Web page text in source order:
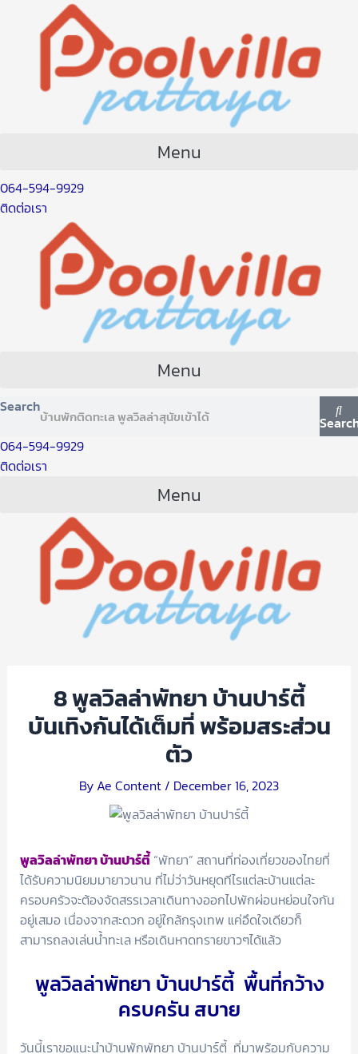
Menu
064-594-9929
ติดต่อเรา
Menu
Search
064-594-9929
ติดต่อเรา
Menu
8 พูลวิลล่าพัทยา บ้านปาร์ตี้
บันเทิงกันได้เต็มที่ พร้อมสระส่วน
ตัว
By Ae Content / December 16, 2023
พูลวิลล่าพัทยา บ้านปาร์ตี้“พัทยา” สถานที่ท่องเที่ยวของไทยที่
ได้รับความนิยมมายาวนาน ที่ไม่ว่าวันหยุดทีไรแต่ละบ้านแต่ละ
ครอบครัวจะต้องจัดสรรเวลาเดินทางออกไปพักผ่อนหย่อนใจกัน
อยู่เสมอ เนื่องจากสะดวก อยู่ใกล้กรุงเทพ แค่อึดใจเดียวก็
สามารถลงเล่นน้ำทะเล หรือเดินหาดทรายขาวๆได้แล้ว
พูลวิลล่าพัทยา บ้านปาร์ตี้ พื้นที่กว้าง
ครบครัน สบาย
วันนี้เราขอแนะนำบ้านพักพัทยา บ้านปาร์ตี้ ที่มาพร้อมกับความ
Post
navigation